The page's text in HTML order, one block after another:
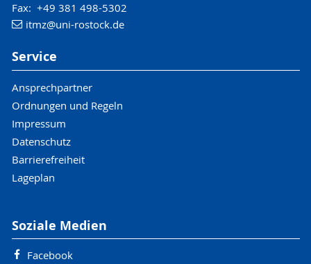
Fax: +49 381 498-5302
itmz@uni-rostock.de
Service
Ansprechpartner
Ordnungen und Regeln
Impressum
Datenschutz
Barrierefreiheit
Lageplan
Soziale Medien
Facebook